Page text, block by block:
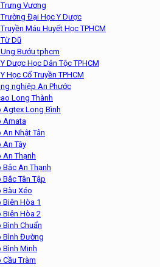
Vương
Đại Học Y Dược
Máu Huyết Học TPHCM
Dũ
Bướu tphcm
Dược Học Dân Tộc TPHCM
Học Cổ Truyền TPHCM
nghiệp An Phước
Long Thành
Agtex Long Bình
Amata
Nhật Tân
Tây
Thạnh
An Thạnh
Tân Tập
Xéo
Hòa 1
Biên Hòa 2
Chuẩn
Bình Đường
Minh
Tràm